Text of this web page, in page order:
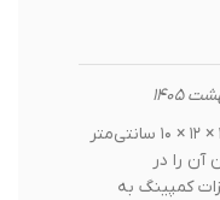
در حالت بسته و آماده حمل، ابعاد پک ۲۷ × ۱۲ × ۱۰ سانتی‌متر
در
به